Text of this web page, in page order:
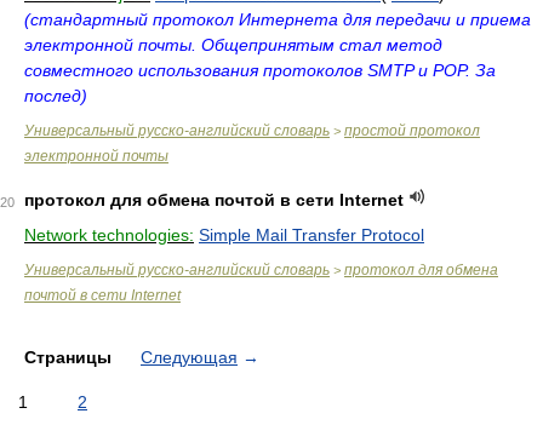
(стандартный протокол Интернета для передачи и приема
электронной почты. Общепринятым стал метод
совместного использования протоколов SMTP и POP. За
послед)
Универсальный русско-английский словарь > простой протокол
электронной почты
20
протокол для обмена почтой в сети Internet
Network technologies: Simple Mail Transfer Protocol
Универсальный русско-английский словарь > протокол для обмена
почтой в сети Internet
Страницы Следующая →
1 2